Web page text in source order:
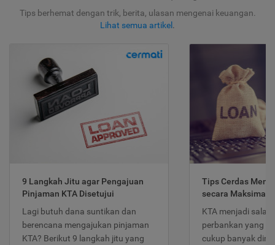
Tips berhemat dengan trik, berita, ulasan mengenai keuangan.
Lihat semua artikel .
9 Langkah Jitu agar Pengajuan
Pinjaman KTA Disetujui
Lagi butuh dana suntikan dan
berencana mengajukan pinjaman
KTA? Berikut 9 langkah jitu yang
Tips Cerdas
secara Maksimal
KTA menjadi
perbankan yang
cukup banyak